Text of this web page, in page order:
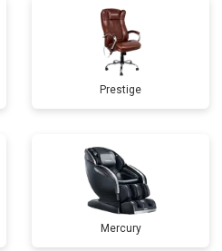
Prestige
Mercury